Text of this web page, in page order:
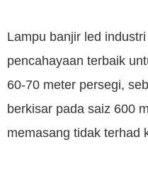
Lampu banjir led
pencahayaan terbaik
60-70 meter persegi,
berkisar pada saiz 600
memasang tidak terhad